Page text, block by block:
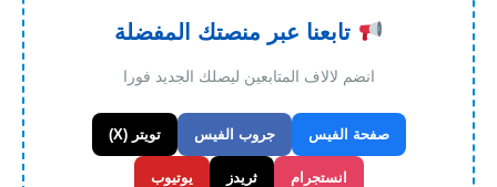
تابعنا عبر منصتك المفضلة
انضم لالاف المتابعين ليصلك الجديد فورا
صفحة الفيس جروب الفيس تويتر (X)
انستجرام ثريدز يوتيوب